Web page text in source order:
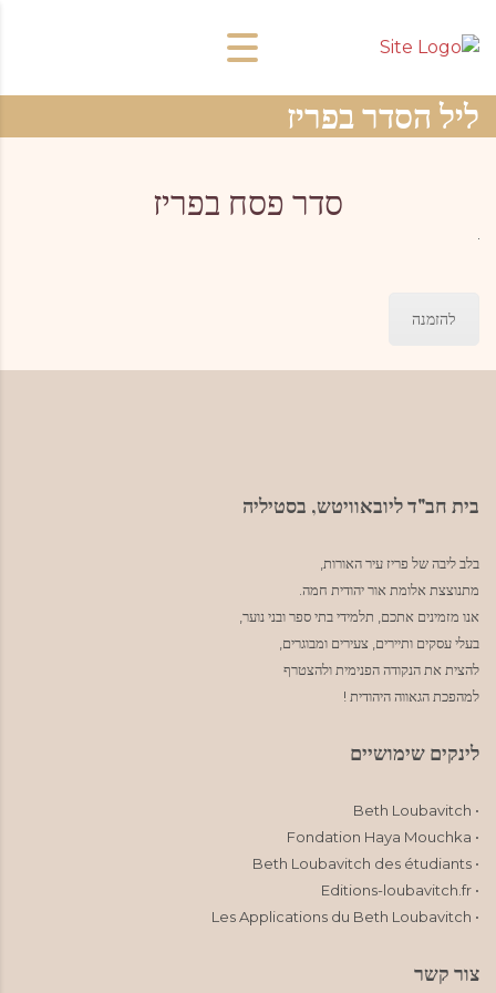
ליל הסדר בפריז
סדר פסח בפריז
להזמנה
בית חב"ד ליובאוויטש, בסטיליה
בלב ליבה של פריז עיר האורות,
מתנוצצת אלומת אור יהודית חמה.
אנו מזמינים אתכם, תלמידי בתי ספר ובני נוער,
בעלי עסקים ותיירים, צעירים ומבוגרים,
להצית את הנקודה הפנימית ולהצטרף
למהפכת הגאווה היהודית !
לינקים שימושיים
• Beth Loubavitch
• Fondation Haya Mouchka
• Beth Loubavitch des étudiants
• Editions-loubavitch.fr
• Les Applications du Beth Loubavitch
צור קשר